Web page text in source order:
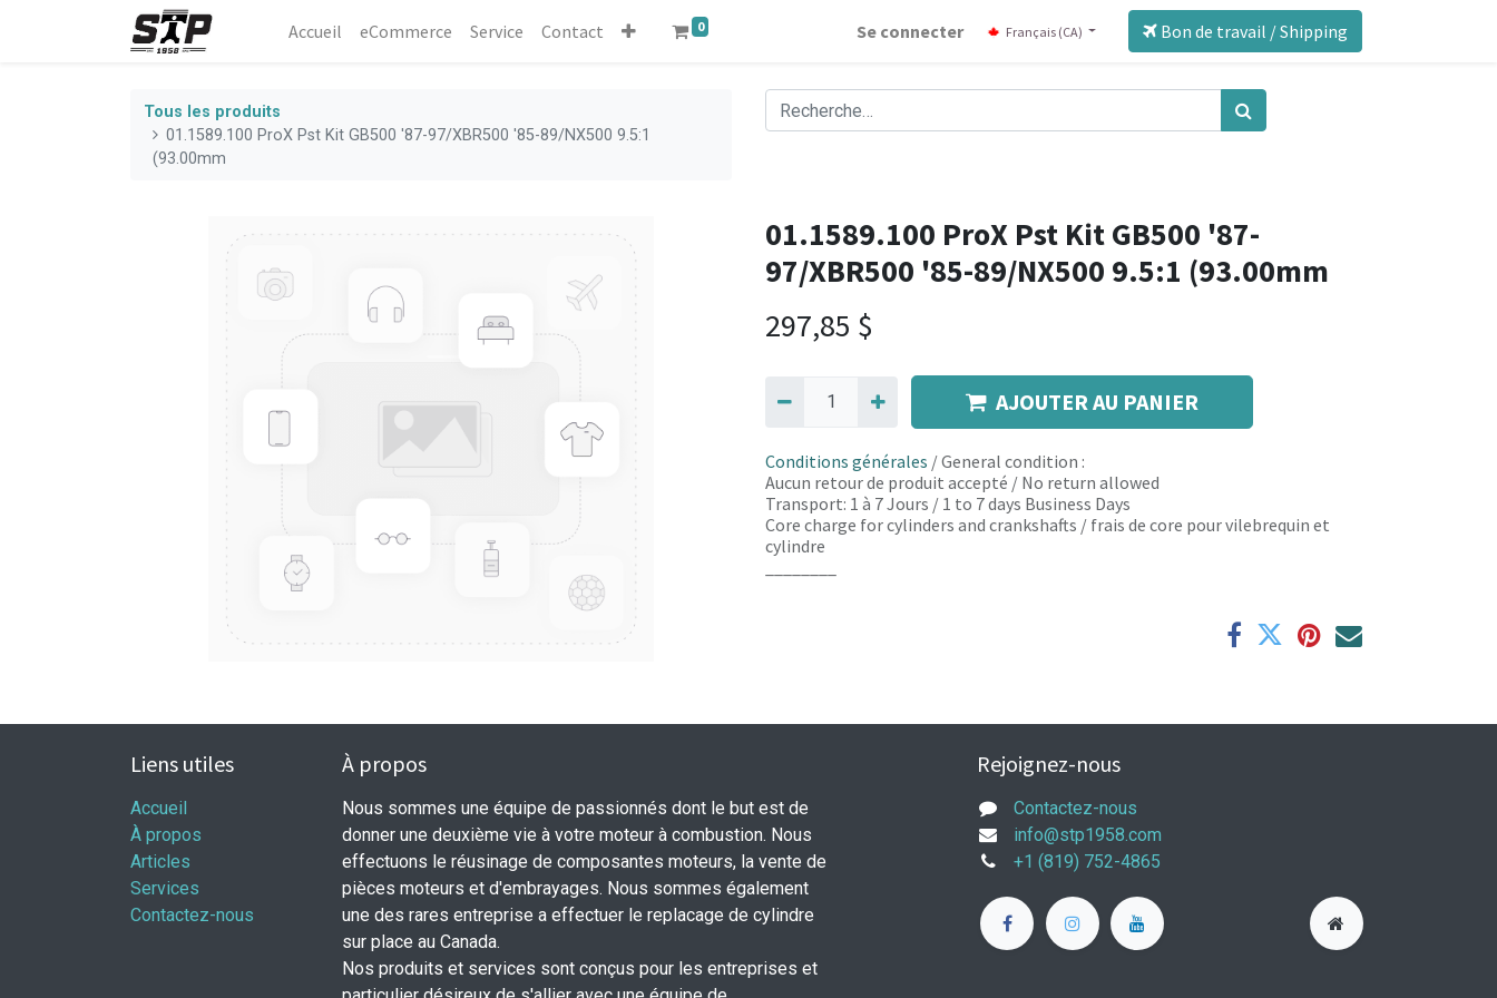
Accueil eCommerce​ Service Contact 0 Se connecter Français (CA) Bon de travail / Shipping
Tous les produits
01.1589.100 ProX Pst Kit GB500 '87-97/XBR500 '85-89/NX500 9.5:1
(93.00mm
01.1589.100 ProX Pst Kit GB500 '87-
97/XBR500 '85-89/NX500 9.5:1 (93.00mm
297,85 $
AJOUTER AU PANIER
Conditions générales / General condition :
Aucun retour de produit accepté / No return allowed
Transport: 1 à 7 Jours / 1 to 7 days Business Days
Core charge for cylinders and crankshafts / frais de core pour vilebrequin et
cylindre
Liens utiles
Accueil
À propos
Articles
Services
Contactez-nous
À propos
Nous sommes une équipe de passionnés dont le but est de
donner une deuxième vie à votre moteur à combustion. Nous
effectuons le réusinage de composantes moteurs, la vente de
pièces moteurs et d'embrayages. Nous sommes également
une des rares entreprise a effectuer le replacage de cylindre
sur place au Canada.
Nos produits et services sont conçus pour les entreprises et
Rejoignez-nous
Contactez-nous
info@stp1958.com
+1 (819) 752-4865